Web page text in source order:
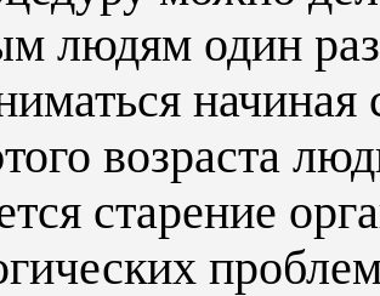
людям один
начиная
возраста
старение